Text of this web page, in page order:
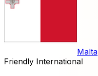
Malta
Friendly International